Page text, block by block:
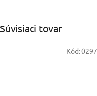
Súvisiaci tovar
Kód:0297